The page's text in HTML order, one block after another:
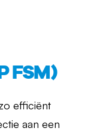
FSM)
efficiënt
aan een